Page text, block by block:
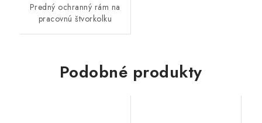
Predný ochranný rám na
pracovnú štvorkolku
Podobné produkty